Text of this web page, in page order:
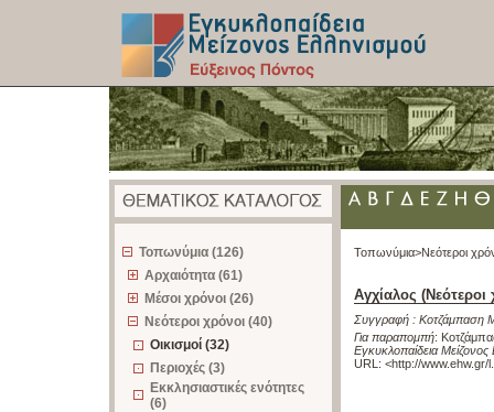
Τοπωνύμια (126)
Αρχαιότητα (61)
Μέσοι χρόνοι (26)
Νεότεροι χρόνοι (40)
Οικισμοί (32)
Περιοχές (3)
Εκκλησιαστικές ενότητες
(6)
Τοπωνύμια>Νεότεροι
Αγχίαλος (Νεότεροι
Συγγραφή : Κοτζάμπαση
Για παραπομπή:
Εγκυκλοπαίδεια
URL: <http://www.ehw.gr/